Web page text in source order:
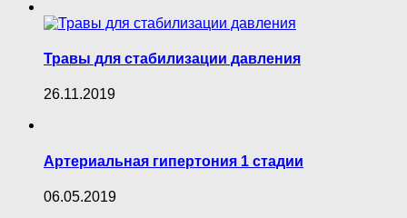
Травы для стабилизации давления
26.11.2019
Артериальная гипертония 1 стадии
06.05.2019